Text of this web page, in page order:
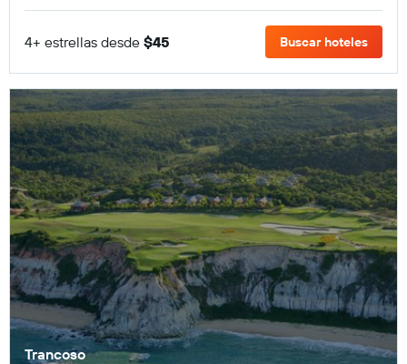
4+ estrellas desde $45 Buscar hoteles
Trancoso